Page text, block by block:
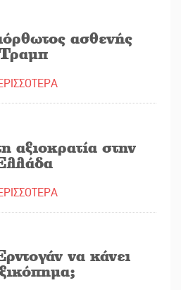
ασθενής
αξιοκρατία στην
να κάνει